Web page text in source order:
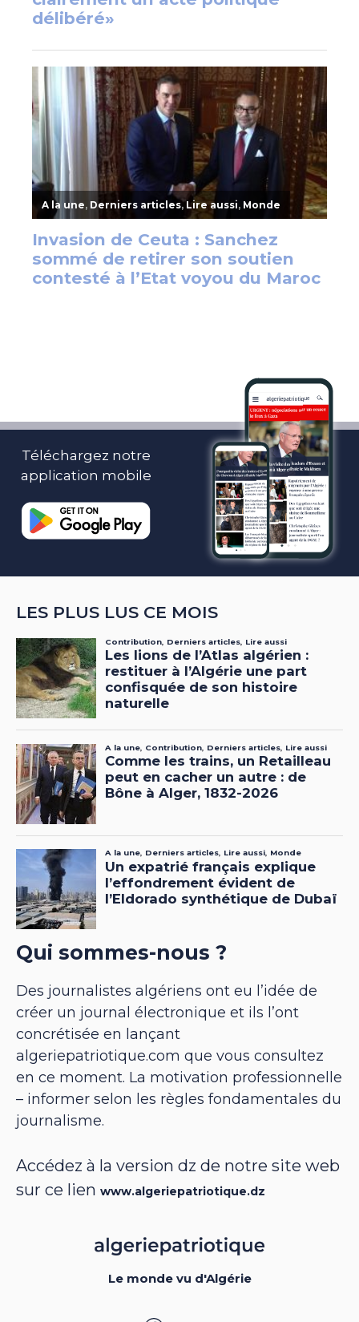
Téléchargez notre
application mobile
LES PLUS LUS CE MOIS
Qui sommes-nous ?
Des journalistes algériens ont eu l’idée de
créer un journal électronique et ils l’ont
concrétisée en lançant
algeriepatriotique.com que vous consultez
en ce moment. La motivation professionnelle
– informer selon les règles fondamentales du
journalisme.
Accédez à la version dz de notre site web
sur ce lien www.algeriepatriotique.dz
Le monde vu d'Algérie